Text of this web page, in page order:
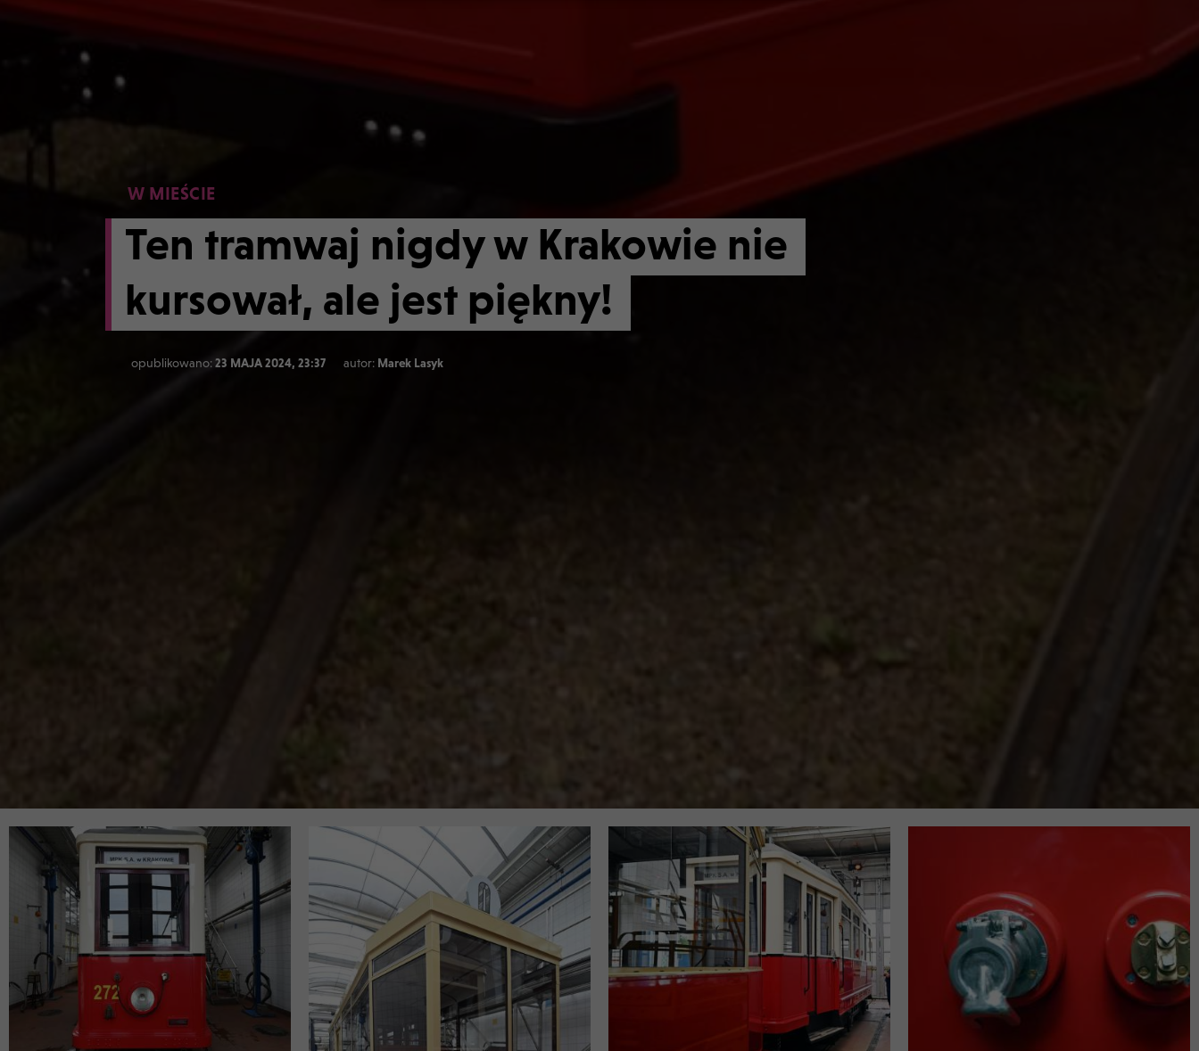
W MIEŚCIE
Ten tramwaj nigdy w Krakowie nie
kursował, ale jest piękny!
opublikowano:23 MAJA 2024, 23:37 autor: Marek Lasyk